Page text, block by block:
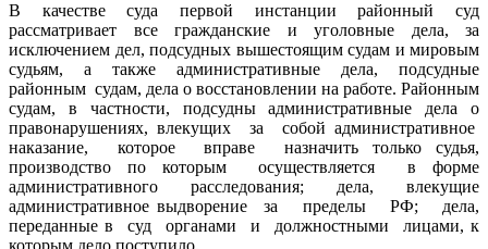
В качестве суда первой инстанции районный суд
рассматривает все гражданские и уголовные дела, за
исключением дел, подсудных вышестоящим судам и мировым
судьям, а также административные дела, подсудные
районным судам, дела о восстановлении на работе. Районным
судам, в частности, подсудны административные дела о
правонарушениях, влекущих за собой административное
наказание, которое вправе назначить только судья,
производство по которым осуществляется в форме
административного расследования; дела, влекущие
административное выдворение за пределы РФ; дела,
переданные в суд органами и должностными лицами, к
которым дело поступило.